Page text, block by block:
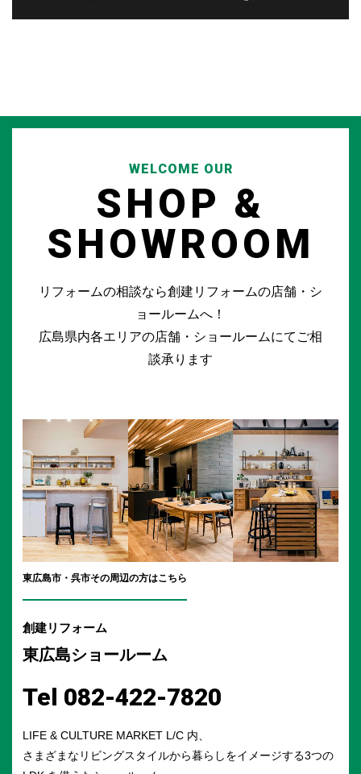
WELCOME OUR
SHOP &
SHOWROOM
リフォームの相談なら創建リフォームの店舗・シ
ョールームへ！
広島県内各エリアの店舗・ショールームにてご相
談承ります
東広島市・呉市その周辺の方はこちら
創建リフォーム
東広島ショールーム
Tel 082-422-7820
LIFE & CULTURE MARKET L/C 内、
さまざまなリビングスタイルから暮らしをイメージする3つの